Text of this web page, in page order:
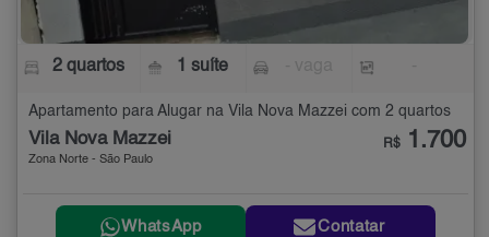
2 quartos 1 suíte
Apartamento para Alugar na Vila Nova Mazzei com 2 quartos
Vila Nova Mazzei
Zona Norte - São Paulo
R$ 1.700
WhatsApp Contatar